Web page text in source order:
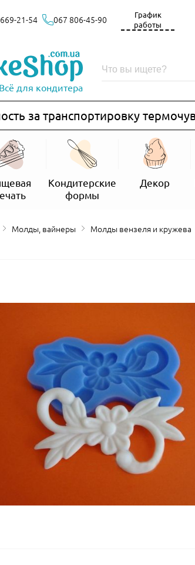
Всё для кондитера
21-54 067 806-45-90
График
работы
за транспортировку
Кондитерские
формы
Декор
Молды, вайнеры Молды вензеля и кружева